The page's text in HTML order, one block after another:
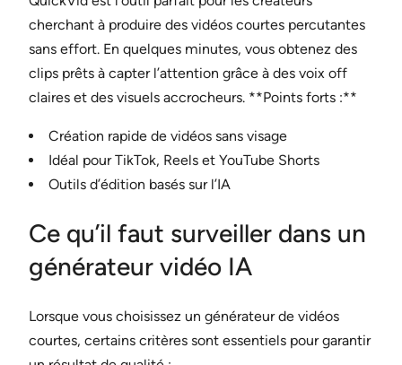
cherchant à produire des vidéos courtes percutantes
sans effort. En quelques minutes, vous obtenez des
clips prêts à capter l’attention grâce à des voix off
claires et des visuels accrocheurs. **Points forts :**
Création rapide de vidéos sans visage
Idéal pour TikTok, Reels et YouTube Shorts
Outils d’édition basés sur l’IA
Ce qu’il faut surveiller dans un
générateur vidéo IA
Lorsque vous choisissez un générateur de vidéos
courtes, certains critères sont essentiels pour garantir